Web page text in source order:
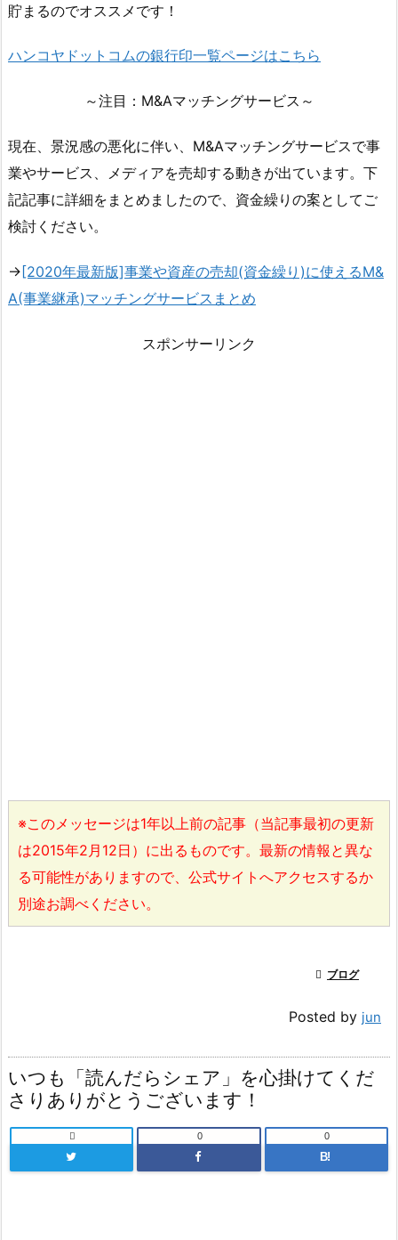
貯まるのでオススメです！
ハンコヤドットコムの銀行印一覧ページはこちら
～注目：M&Aマッチングサービス～
現在、景況感の悪化に伴い、M&Aマッチングサービスで事
業やサービス、メディアを売却する動きが出ています。下
記記事に詳細をまとめましたので、資金繰りの案としてご
検討ください。
→[2020年最新版]事業や資産の売却(資金繰り)に使えるM&
A(事業継承)マッチングサービスまとめ
スポンサーリンク
※このメッセージは1年以上前の記事（当記事最初の更新
は2015年2月12日）に出るものです。最新の情報と異な
る可能性がありますので、公式サイトへアクセスするか
別途お調べください。
 ブログ
Posted by jun
いつも「読んだらシェア」を心掛けてくだ
さりありがとうございます！
 0
B!
0